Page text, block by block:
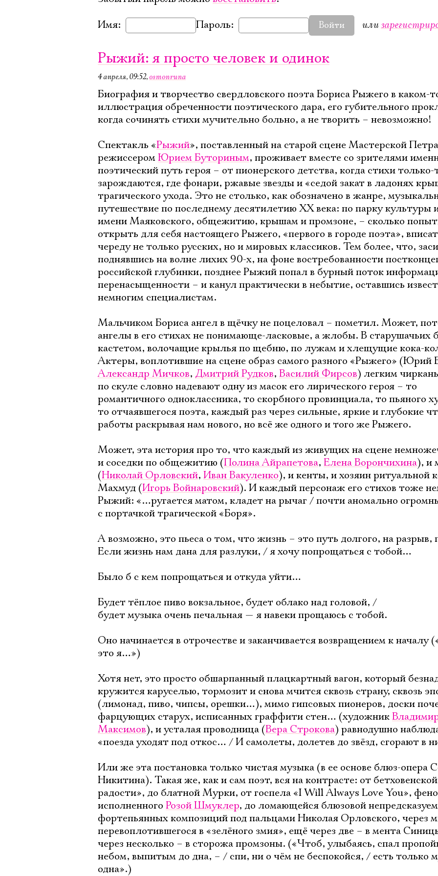
Имя: Пароль: Войти или
Рыжий: я просто человек и одинок
4 апреля, 09:52, osmonruna
Биография и творчество свердловского поэта Бориса Рыжего в каком-
иллюстрация обреченности поэтического дара, его губительного
когда сочинять стихи мучительно больно, а не творить – невозможно!
Спектакль «Рыжий», поставленный на старой сцене Мастерской
режиссеромЮрием Буториным, проживает вместе со зрителями
поэтический путь героя – от пионерского детства, когда стихи только-
зарождаются, где фонари, ржавые звезды и «седой закат в ладонях
трагического ухода. Это не столько, как обозначено в жанре,
путешествие по последнему десятилетию ХХ века: по парку культуры
имени Маяковского, общежитию, крышам и промзоне, – сколько
открыть для себя настоящего Рыжего, «первого в городе поэта»,
череду не только русских, но и мировых классиков. Тем более, что,
поднявшись на волне лихих 90-х, на фоне востребованности
российской глубинки, позднее Рыжий попал в бурный поток
перенасыщенности – и канул практически в небытие, оставшись
немногим специалистам.
Мальчиком Бориса ангел в щёчку не поцеловал – пометил. Может,
ангелы в его стихах не понимающе-ласковые, а жлобы. В старушачьих
кастетом, волочащие крылья по щебню, по лужам и хлещущие кока-
Актеры, воплотившие на сцене образ самого разного «Рыжего» (Юрий
Александр Мичков, Дмитрий Рудков, Василий Фирсов) легким
по скуле словно надевают одну из масок его лирического героя – то
романтичного одноклассника, то скорбного провинциала, то пьяного
то отчаявшегося поэта, каждый раз через сильные, яркие и глубокие
работы раскрывая нам нового, но всё же одного и того же Рыжего.
Может, эта история про то, что каждый из живущих на сцене
и соседки по общежитию (Полина Айрапетова, Елена Ворончихина), и
(Николай Орловский, Иван Вакуленко), и кенты, и хозяин ритуальной
Махмуд (Игорь Войнаровский). И каждый персонаж его стихов тоже
Рыжий: «…ругается матом, кладет на рычаг / почти аномально
с портачкой трагической «Боря».
А возможно, это пьеса о том, что жизнь – это путь долгого, на
Если жизнь нам дана для разлуки, / я хочу попрощаться с тобой…
Было б с кем попрощаться и откуда уйти…
Будет тёплое пиво вокзальное, будет облако над головой, /
будет музыка очень печальная — я навеки прощаюсь с тобой.
Оно начинается в отрочестве и заканчивается возвращением к началу
это я…»)
Хотя нет, это просто обшарпанный плацкартный вагон, который
кружится каруселью, тормозит и снова мчится сквозь страну, сквозь
(лимонад, пиво, чипсы, орешки…), мимо гипсовых пионеров, доски
фарцующих старух, исписанных граффити стен… (художник
Максимов), и усталая проводница (Вера Строкова) равнодушно
«поезда уходят под откос… / И самолеты, долетев до звёзд, сгорают в
Или же эта постановка только чистая музыка (в ее основе блюз-опера
Никитина). Такая же, как и сам поэт, вся на контрасте: от
радости», до блатной Мурки, от госпела «I Will Always Love You»,
исполненного Розой Шмуклер, до ломающейся блюзовой
фортепьянных композиций под пальцами Николая Орловского, через
перевоплотившегося в «зелёного змия», ещё через две – в мента
через несколько – в сторожа промзоны. («Чтоб, улыбаясь, спал
небом, выпитым до дна, – / спи, ни о чём не беспокойся, / есть только
одна».)
Электропочта